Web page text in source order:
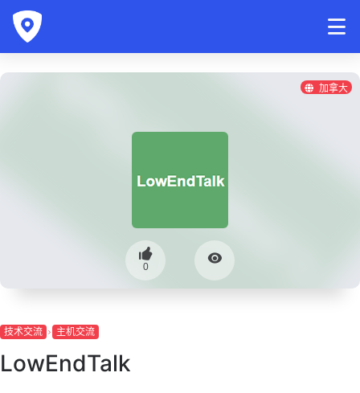
加拿大
0
技术交流 主机交流
LowEndTalk